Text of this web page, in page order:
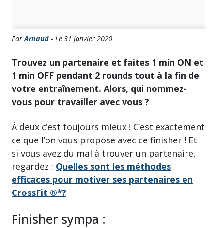
ParArnaud - Le 31 janvier 2020
Trouvez un partenaire et faites 1 min ON et
1 min OFF pendant 2 rounds tout à la fin de
votre entraînement. Alors, qui nommez-
vous pour travailler avec vous ?
À deux c’est toujours mieux ! C’est exactement
ce que l’on vous propose avec ce finisher ! Et
si vous avez du mal à trouver un partenaire,
regardez : Quelles sont les méthodes
efficaces pour motiver ses partenaires en
CrossFit ®*?
Finisher sympa :